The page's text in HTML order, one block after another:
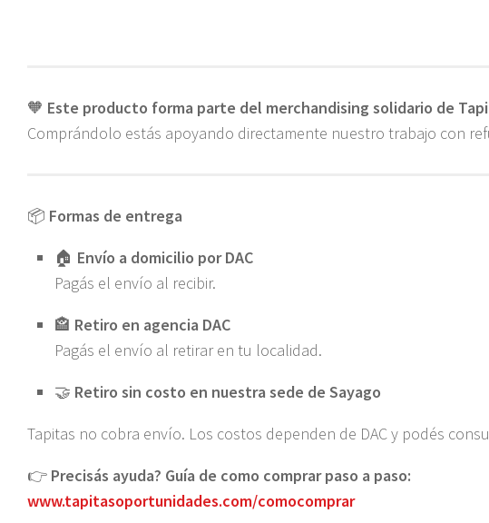
🧡 Este producto forma parte del merchandising solidario de
Comprándolo estás apoyando directamente nuestro trabajo con
📦 Formas de entrega
🏠 Envío a domicilio por DAC
Pagás el envío al recibir.
🏤 Retiro en agencia DAC
Pagás el envío al retirar en tu localidad.
🤝 Retiro sin costo en nuestra sede de Sayago
Tapitas no cobra envío. Los costos dependen de DAC y podés
👉 Precisás ayuda? Guía de como comprar paso a paso:
www.tapitasoportunidades.com/comocomprar